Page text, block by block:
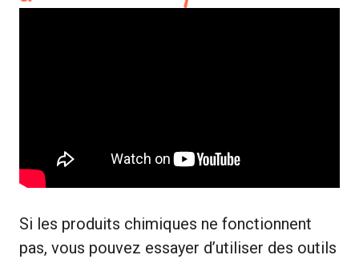
Si les produits chimiques ne fonctionnent
pas, vous pouvez essayer d’utiliser des outils